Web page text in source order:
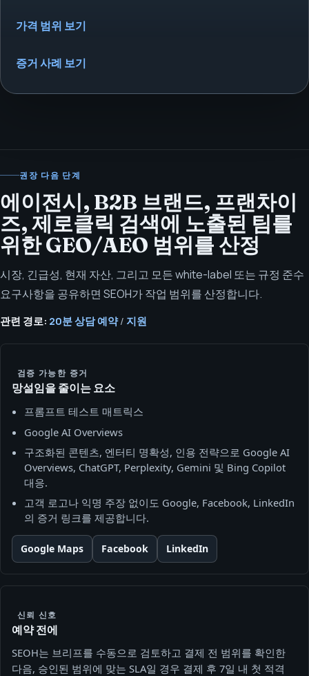
가격 범위 보기
증거 사례 보기
권장 다음 단계
에이전시, B2B 브랜드, 프랜차이
즈, 제로클릭 검색에 노출된 팀를
위한 GEO/AEO 범위를 산정
시장, 긴급성, 현재 자산, 그리고 모든 white-label 또는 규정 준수
요구사항을 공유하면 SEOH가 작업 범위를 산정합니다.
관련 경로: 20분 상담 예약/ 지원
검증 가능한 증거
망설임을 줄이는 요소
프롬프트 테스트 매트릭스
Google AI Overviews
구조화된 콘텐츠, 엔터티 명확성, 인용 전략으로 Google AI
Overviews, ChatGPT, Perplexity, Gemini 및 Bing Copilot
대응.
고객 로고나 익명 주장 없이도 Google, Facebook, LinkedIn
의 증거 링크를 제공합니다.
Google Maps Facebook LinkedIn
신뢰 신호
예약 전에
SEOH는 브리프를 수동으로 검토하고 결제 전 범위를 확인한
다음, 승인된 범위에 맞는 SLA일 경우 결제 후 7일 내 첫 적격